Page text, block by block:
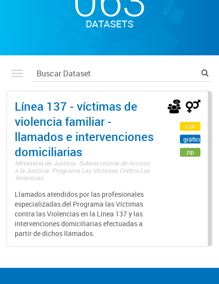
DATASETS
Línea 137 - víctimas de
violencia familiar -
llamados e intervenciones
domiciliarias
Ministerio de Justicia. Subsecretaría de Acceso
a la Justicia. Programa Las Víctimas Contra Las
Violencias
Llamados atendidos por las profesionales
especializadas del Programa las Víctimas
contra las Violencias en la Línea 137 y las
intervenciones domiciliarias efectuadas a
partir de dichos llamados.
csv
gráfico
zip